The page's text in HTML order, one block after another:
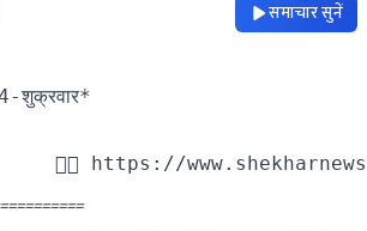
समाचार सुनें
शुक्रवार*
👇🏻 https://